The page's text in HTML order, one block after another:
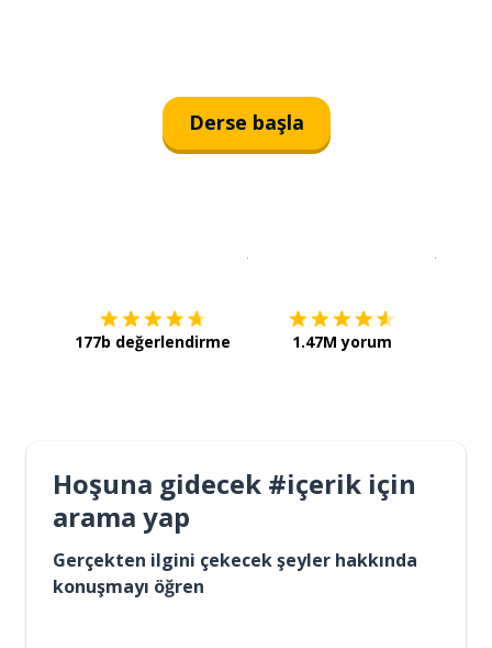
Derse başla
177b değerlendirme 1.47M yorum
Hoşuna gidecek #içerik için
arama yap
Gerçekten ilgini çekecek şeyler hakkında
konuşmayı öğren